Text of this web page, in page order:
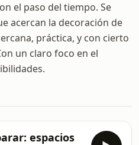
el paso del tiempo. Se
acercan la decoración de
práctica, y con cierto
un claro foco en el
espacios